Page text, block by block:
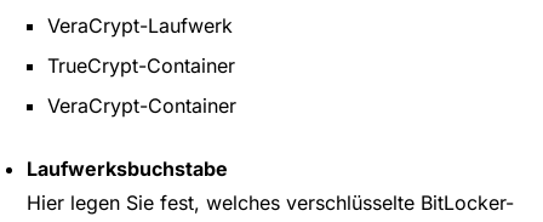
VeraCrypt-Laufwerk
TrueCrypt-Container
VeraCrypt-Container
Laufwerksbuchstabe
Hier legen Sie fest, welches verschlüsselte BitLocker-